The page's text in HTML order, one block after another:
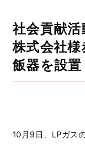
社会貢献
株式会社
飯器を設置
10月9日、 LPガス